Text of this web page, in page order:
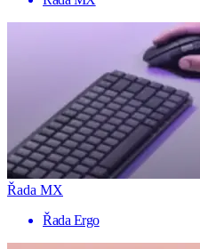
Řada MX
Řada Ergo